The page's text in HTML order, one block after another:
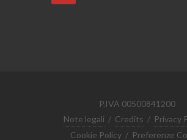
P.IVA 00500841200
Note legali / Credits / Privacy
Cookie Policy / Preferenze